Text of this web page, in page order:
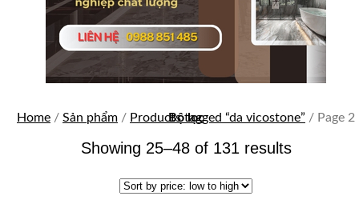
Home / Sản phẩm / Products tagged “da vicostone” / Page 2
Bộ lọc
Showing 25–48 of 131 results